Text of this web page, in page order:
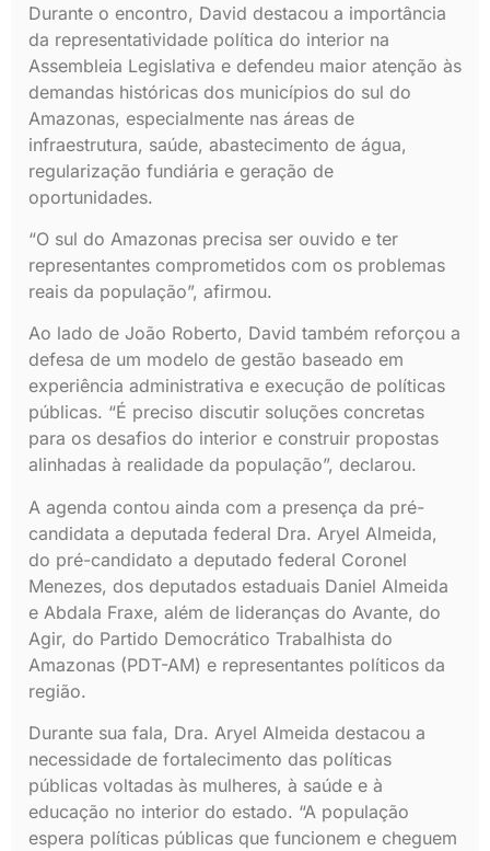
Durante o encontro, David destacou a importância
da representatividade política do interior na
Assembleia Legislativa e defendeu maior atenção às
demandas históricas dos municípios do sul do
Amazonas, especialmente nas áreas de
infraestrutura, saúde, abastecimento de água,
regularização fundiária e geração de
oportunidades.
“O sul do Amazonas precisa ser ouvido e ter
representantes comprometidos com os problemas
reais da população”, afirmou.
Ao lado de João Roberto, David também reforçou a
defesa de um modelo de gestão baseado em
experiência administrativa e execução de políticas
públicas. “É preciso discutir soluções concretas
para os desafios do interior e construir propostas
alinhadas à realidade da população”, declarou.
A agenda contou ainda com a presença da pré-
candidata a deputada federal Dra. Aryel Almeida,
do pré-candidato a deputado federal Coronel
Menezes, dos deputados estaduais Daniel Almeida
e Abdala Fraxe, além de lideranças do Avante, do
Agir, do Partido Democrático Trabalhista do
Amazonas (PDT-AM) e representantes políticos da
região.
Durante sua fala, Dra. Aryel Almeida destacou a
necessidade de fortalecimento das políticas
públicas voltadas às mulheres, à saúde e à
educação no interior do estado. “A população
espera políticas públicas que funcionem e cheguem